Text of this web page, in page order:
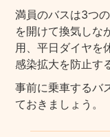
満員のバスは3つ
を開けて換気しな
用、平日ダイヤを
感染拡大を防止す
事前に乗車するバ
ておきましょう。